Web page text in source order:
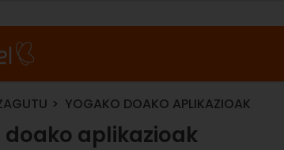
YOGAKO DOAKO APLIKAZIOAK
doako aplikazioak